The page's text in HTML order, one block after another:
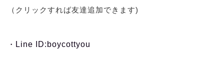
（クリックすれば友達追加できます)
・ Line ID:boycottyou